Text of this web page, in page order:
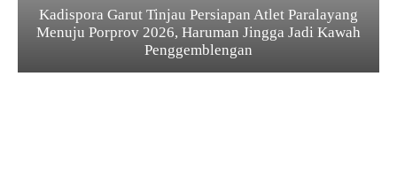
Kadispora Garut Tinjau Persiapan Atlet Paralayang
Menuju Porprov 2026, Haruman Jingga Jadi Kawah
Penggemblengan